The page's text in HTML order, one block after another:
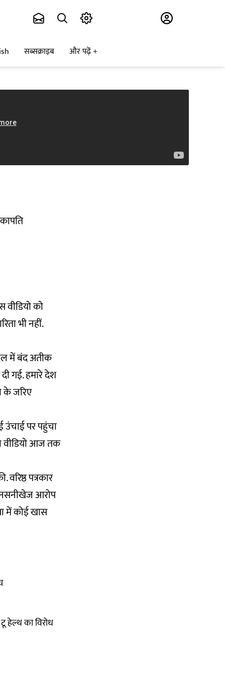
सब्सक्राइब और पढ़ें
को
भी नहीं.
में बंद अतीक
गई. हमारे देश
के जरिए
पर पहुंचा
वीडियो आज तक
पत्रकार
आरोप
में कोई खास
हेल्थ का विरोध